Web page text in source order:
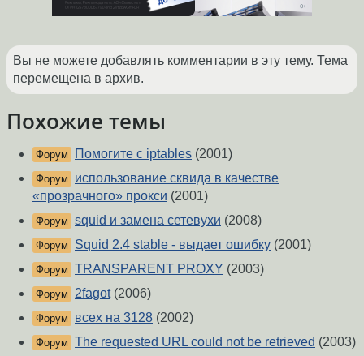
Вы не можете добавлять комментарии в эту тему. Тема
перемещена в архив.
Похожие темы
Форум Помогите с iptables (2001)
Форум
использование сквида в качестве
«прозрачного» прокси (2001)
Форум squid и замена сетевухи (2008)
Форум Squid 2.4 stable - выдает ошибку (2001)
Форум TRANSPARENT PROXY (2003)
Форум 2fagot(2006)
Форум всех на 3128 (2002)
Форум The requested URL could not be retrieved (2003)